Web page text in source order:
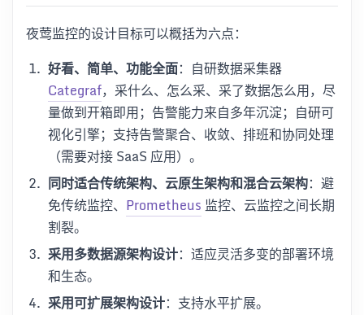
夜莺监控的设计目标可以概括为六点：
好看、简单、功能全面：自研数据采集器
Categraf，采什么、怎么采、采了数据怎么用，尽
量做到开箱即用；告警能力来自多年沉淀；自研可
视化引擎；支持告警聚合、收敛、排班和协同处理
（需要对接 SaaS 应用）。
同时适合传统架构、云原生架构和混合云架构：避
免传统监控、 Prometheus监控、云监控之间长期
割裂。
采用多数据源架构设计：适应灵活多变的部署环境
和生态。
采用可扩展架构设计：支持水平扩展。